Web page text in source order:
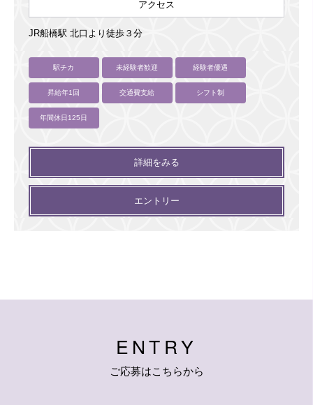
アクセス
JR船橋駅 北口より徒歩３分
駅チカ 未経験者歓迎 経験者優遇
昇給年1回 交通費支給 シフト制
年間休日125日
詳細をみる
エントリー
E NT RY
ご応募はこ ち らから